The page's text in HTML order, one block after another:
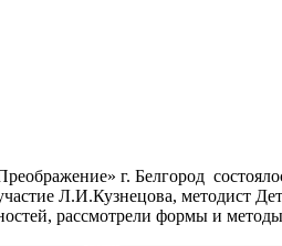
г. Белгород
Л.И.Кузнецова, методист
рассмотрели формы и